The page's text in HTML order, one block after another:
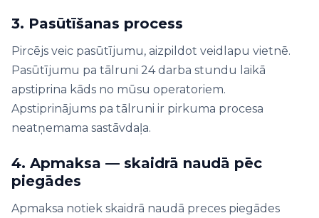
3. Pasūtīšanas process
Pircējs veic pasūtījumu, aizpildot veidlapu vietnē.
Pasūtījumu pa tālruni 24 darba stundu laikā
apstiprina kāds no mūsu operatoriem.
Apstiprinājums pa tālruni ir pirkuma procesa
neatņemama sastāvdaļa.
4. Apmaksa — skaidrā naudā pēc
piegādes
Apmaksa notiek skaidrā naudā preces piegādes